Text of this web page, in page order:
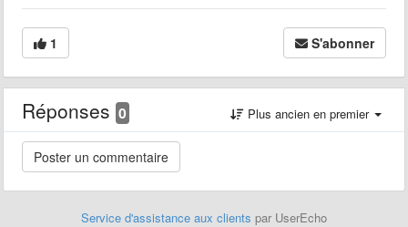
1 S'abonner
Réponses 0 Plus ancien en premier
Service d'assistance aux clients par UserEcho